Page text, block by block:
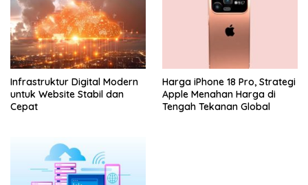
Infrastruktur Digital Modern
untuk Website Stabil dan
Cepat
Harga iPhone 18 Pro, Strategi
Apple Menahan Harga di
Tengah Tekanan Global